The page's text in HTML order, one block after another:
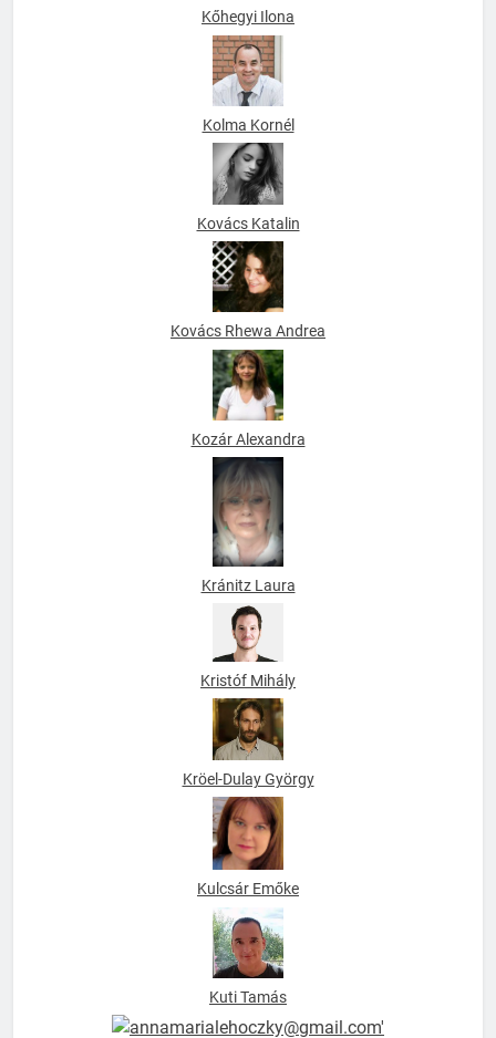
Kőhegyi Ilona
Kolma Kornél
Kovács Katalin
Kovács Rhewa Andrea
Kozár Alexandra
Kránitz Laura
Kristóf Mihály
Kröel-Dulay György
Kulcsár Emőke
Kuti Tamás